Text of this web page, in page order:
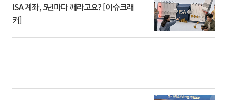
ISA 계좌, 5년마다 깨라고요? [이슈크래
커]